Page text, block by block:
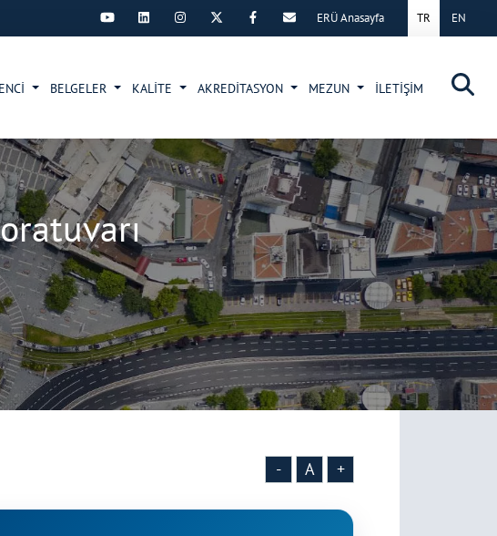
×
TR EN
ERÜ Anasayfa
BELGELER KALİTE AKREDİTASYON MEZUN İLETİŞİM
- A +